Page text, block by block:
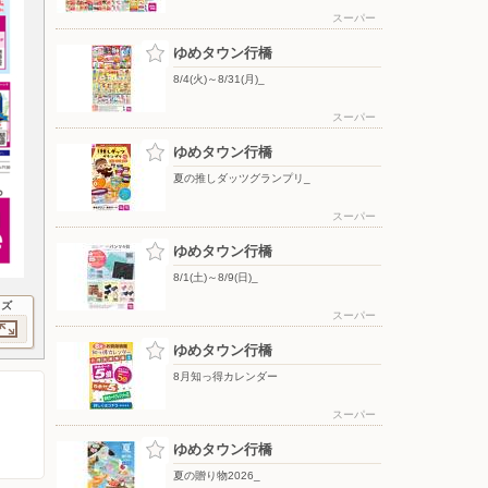
スーパー
ゆめタウン行橋
8/4(火)～8/31(月)_
スーパー
ゆめタウン行橋
夏の推しダッツグランプリ_
スーパー
ゆめタウン行橋
8/1(土)～8/9(日)_
スーパー
ゆめタウン行橋
8月知っ得カレンダー
スーパー
ゆめタウン行橋
夏の贈り物2026_